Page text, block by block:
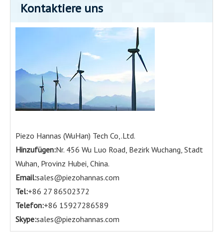
Kontaktiere uns
Piezo Hannas (WuHan) Tech Co,.Ltd.
Hinzufügen:Nr. 456 Wu Luo Road, Bezirk Wuchang, Stadt
Wuhan, Provinz Hubei, China.
Email:sales@piezohannas.com
Tel:+86 27 86502372
Telefon:+86 15927286589
Skype:sales@piezohannas.com